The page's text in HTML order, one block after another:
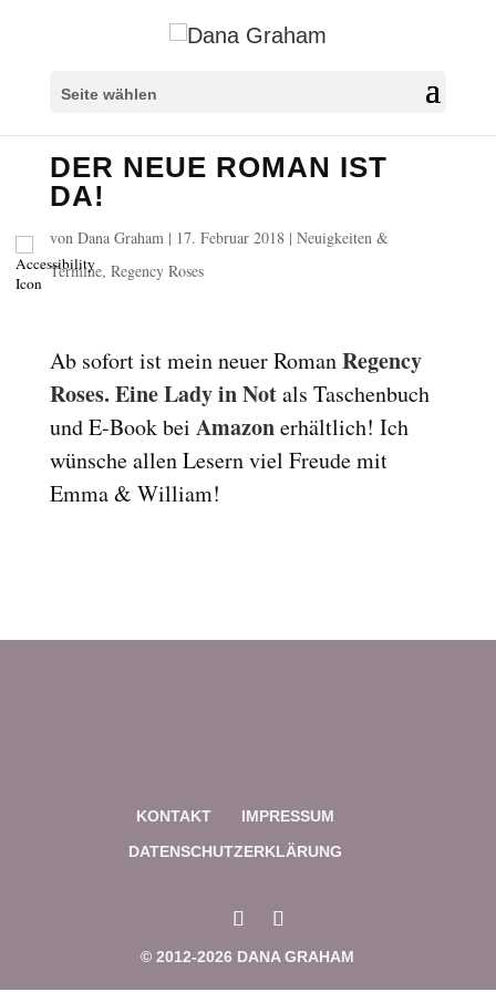
Überschriften markieren
settings
zoom_out Herauszoomen
remove_circle_outline Schrift verkleinern
brightness_high Heller Kontrast
brightness_low Dunkler Kontrast
Links unterstreichen
Seite wählen
DER NEUE ROMAN IST
DA!
von Dana Graham| 17. Februar 2018| Neuigkeiten &
Termine, Regency Roses
Ab sofort ist mein neuer RomanRegency
Roses. Eine Lady in Notals Taschenbuch
und E-Book bei Amazonerhältlich! Ich
wünsche allen Lesern viel Freude mit
Emma & William!
KONTAKT
IMPRESSUM
DATENSCHUTZERKLÄRUNG
© 2012-2026 DANA GRAHAM